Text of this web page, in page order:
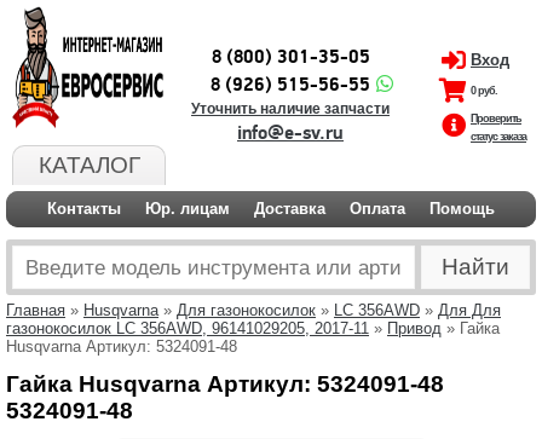
КАТАЛОГ
8 (800) 301-35-05
8 (926) 515-56-55
Уточнить наличие запчасти
info@e-sv.ru
Вход
0 руб.
Проверить
статус заказа
Контакты Юр. лицам Доставка Оплата Помощь
Главная » Husqvarna» Для газонокосилок » LC 356AWD » Для Для
газонокосилок LC 356AWD, 96141029205, 2017-11 » Привод » Гайка
Husqvarna Артикул: 5324091-48
Гайка Husqvarna Артикул: 5324091-48
5324091-48